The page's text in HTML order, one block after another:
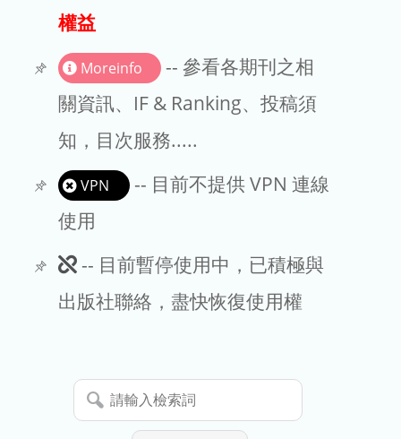
文章處理費
EndNote
權益
Moreinfo
-- 參看各期刊之相
關資訊、IF & Ranking、投稿須
知，目次服務.....
VPN
-- 目前不提供 VPN 連線
使用
此
期
暫
停
-- 目前暫停使用中，已積極與
出版社聯絡，盡快恢復使用權
請
輸